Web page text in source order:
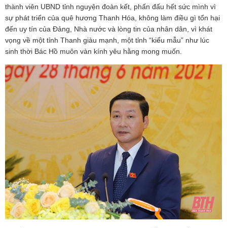
thành viên UBND tỉnh nguyện đoàn kết, phấn đấu hết sức mình vì
sự phát triển của quê hương Thanh Hóa, không làm điều gì tổn hại
đến uy tín của Đảng, Nhà nước và lòng tin của nhân dân, vì khát
vọng về một tỉnh Thanh giàu mạnh, một tỉnh “kiểu mẫu” như lúc
sinh thời Bác Hồ muôn vàn kính yêu hằng mong muốn.